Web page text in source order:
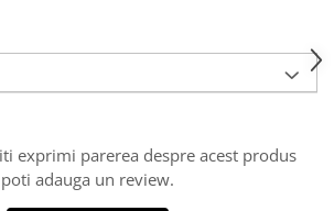
exprimi parerea despre acest produs
poti adauga un review.